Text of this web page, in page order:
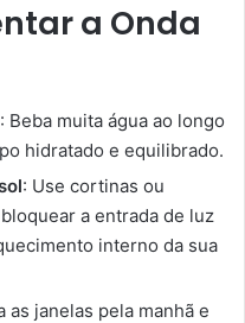
a Onda
: Beba muita água ao longo
hidratado e equilibrado.
: Use cortinas ou
a entrada de luz
interno da sua
as janelas pela manhã e